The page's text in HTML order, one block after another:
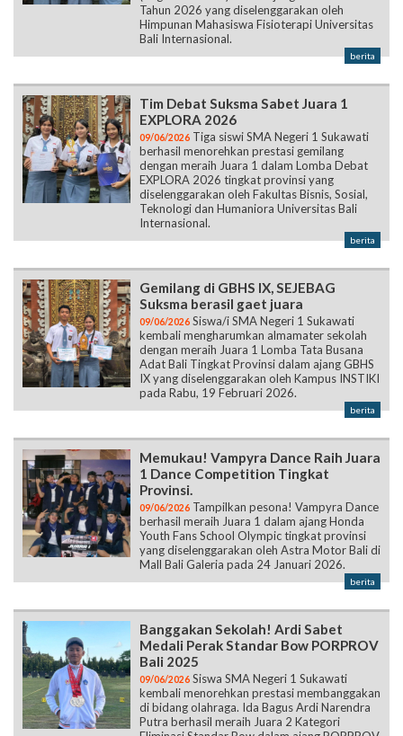
Tahun 2026 yang diselenggarakan oleh
Himpunan Mahasiswa Fisioterapi Universitas
Bali Internasional.
berita
Tim Debat Suksma Sabet Juara 1
EXPLORA 2026
09/06/2026 Tiga siswi SMA Negeri 1 Sukawati
berhasil menorehkan prestasi gemilang
dengan meraih Juara 1 dalam Lomba Debat
EXPLORA 2026 tingkat provinsi yang
diselenggarakan oleh Fakultas Bisnis, Sosial,
Teknologi dan Humaniora Universitas Bali
Internasional.
berita
Gemilang di GBHS IX, SEJEBAG
Suksma berasil gaet juara
09/06/2026 Siswa/i SMA Negeri 1 Sukawati
kembali mengharumkan almamater sekolah
dengan meraih Juara 1 Lomba Tata Busana
Adat Bali Tingkat Provinsi dalam ajang GBHS
IX yang diselenggarakan oleh Kampus INSTIKI
pada Rabu, 19 Februari 2026.
berita
Memukau! Vampyra Dance Raih Juara
1 Dance Competition Tingkat
Provinsi.
09/06/2026 Tampilkan pesona! Vampyra Dance
berhasil meraih Juara 1 dalam ajang Honda
Youth Fans School Olympic tingkat provinsi
yang diselenggarakan oleh Astra Motor Bali di
Mall Bali Galeria pada 24 Januari 2026.
berita
Banggakan Sekolah! Ardi Sabet
Medali Perak Standar Bow PORPROV
Bali 2025
09/06/2026 Siswa SMA Negeri 1 Sukawati
kembali menorehkan prestasi membanggakan
di bidang olahraga. Ida Bagus Ardi Narendra
Putra berhasil meraih Juara 2 Kategori